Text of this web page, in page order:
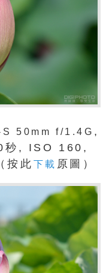
50mm f/1.4G ,
秒, ISO 160,
按此 下載 原圖）